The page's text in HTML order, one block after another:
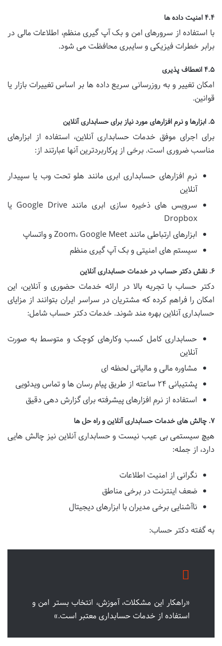
۴.۴ امنیت داده ها
با استفاده از سرورهای امن و بک آپ گیری منظم، اطلاعات مالی در
برابر خطرات فیزیکی و سایبری محافظت می شود.
۴.۵ انعطاف پذیری
امکان تغییر و به روزرسانی سریع داده ها بر اساس تغییرات بازار یا
قوانین.
۵. ابزارها و نرم افزارهای مورد نیاز برای حسابداری آنلاین
برای اجرای موفق خدمات حسابداری آنلاین، استفاده از ابزارهای
مناسب ضروری است. برخی از پرکاربردترین آنها عبارتند از:
نرم افزارهای حسابداری ابری مانند هلو تحت وب یا سپیدار
آنلاین
سرویس های ذخیره سازی ابری مانند Google Drive یا
Dropbox
ابزارهای ارتباطی مانند Zoom، Google Meet و واتساپ
سیستم های امنیتی و بک آپ گیری منظم
۶. نقش دکتر حساب در خدمات حسابداری آنلاین
دکتر حساب با تجربه بالا در ارائه خدمات حضوری و آنلاین، این
امکان را فراهم کرده که مشتریان در سراسر ایران بتوانند از مزایای
حسابداری آنلاین بهره مند شوند. خدمات دکتر حساب شامل:
حسابداری کامل کسب وکارهای کوچک و متوسط به صورت
آنلاین
مشاوره مالی و مالیاتی لحظه ای
پشتیبانی ۲۴ ساعته از طریق پیام رسان ها و تماس ویدئویی
استفاده از نرم افزارهای پیشرفته برای گزارش دهی دقیق
۷. چالش های خدمات حسابداری آنلاین و راه حل ها
هیچ سیستمی بی عیب نیست و حسابداری آنلاین نیز چالش هایی
دارد، از جمله:
نگرانی از امنیت اطلاعات
ضعف اینترنت در برخی مناطق
ناآشنایی برخی مدیران با ابزارهای دیجیتال
به گفته دکتر حساب:
«راهکار این مشکلات، آموزش، انتخاب بستر امن و
استفاده از خدمات حسابداری معتبر است.»